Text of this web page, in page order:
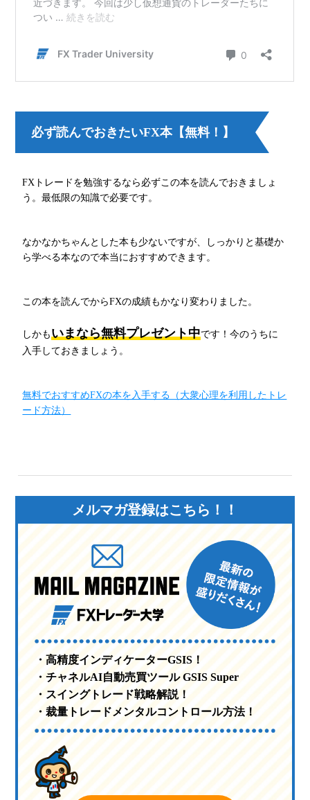
必ず読んでおきたいFX本【無料！】
FXトレードを勉強するなら必ずこの本を読んでおきましょ
う。最低限の知識で必要です。
なかなかちゃんとした本も少ないですが、しっかりと基礎か
ら学べる本なので本当におすすめできます。
この本を読んでからFXの成績もかなり変わりました。
しかもいまなら無料プレゼント中です！今のうちに
入手しておきましょう。
無料でおすすめFXの本を入手する（大衆心理を利用したトレ
ード方法）
メルマガ登録はこちら！！
・高精度インディケーターGSIS！
・チャネルAI自動売買ツール GSIS Super
・スイングトレード戦略解説！
・裁量トレードメンタルコントロール方法！